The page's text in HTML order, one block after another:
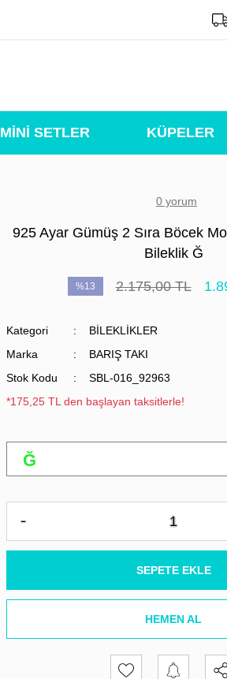
MİNİ SETLER KÜPELER
0 yorum
925 Ayar Gümüş 2 Sıra Böcek
Bileklik Ğ
%13 2.175,00 TL
Kategori
BİLEKLİKLER
Marka
BARIŞ TAKI
Stok Kodu
SBL-016_92963
*175,25 TL den başlayan taksitlerle!
SEPETE EKLE
HEMEN AL